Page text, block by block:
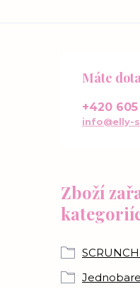
Zboží
Máte
+420
info@elly-